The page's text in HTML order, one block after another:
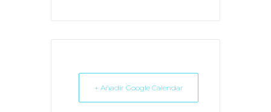
+ Añadir Google Calendar